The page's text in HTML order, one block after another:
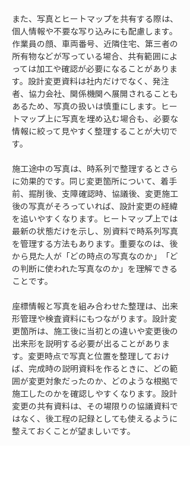
また、写真とヒートマップを共有する際は、
個人情報や不要な写り込みにも配慮します。
作業員の顔、車両番号、近隣住宅、第三者の
所有物などが写っている場合、共有範囲によ
っては加工や確認が必要になることがありま
す。設計変更資料は社内だけでなく、発注
者、協力会社、関係機関へ展開されることも
あるため、写真の扱いは慎重にします。ヒー
トマップ上に写真を埋め込む場合も、必要な
情報に絞って見やすく整理することが大切で
す。
施工途中の写真は、時系列で整理するとさら
に効果的です。同じ変更箇所について、着手
前、掘削後、支障確認時、協議後、変更施工
後の写真がそろっていれば、設計変更の経緯
を追いやすくなります。ヒートマップ上では
最新の状態だけを示し、別資料で時系列写真
を管理する方法もあります。重要なのは、後
から見た人が「どの時点の写真なのか」「ど
の判断に使われた写真なのか」を理解できる
ことです。
座標情報と写真を組み合わせた整理は、出来
形管理や検査資料にもつながります。設計変
更箇所は、施工後に当初との違いや変更後の
出来形を説明する必要が出ることがありま
す。変更時点で写真と位置を整理しておけ
ば、完成時の説明資料を作るときに、どの範
囲が変更対象だったのか、どのような根拠で
施工したのかを確認しやすくなります。設計
変更の共有資料は、その場限りの協議資料で
はなく、後工程の記録としても使えるように
整えておくことが望ましいです。